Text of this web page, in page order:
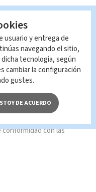
página, mismo
su
con las
usuario y entrega de
navegando el sitio,
tecnología, según
cambiar la configuración
gustes.
DE ACUERDO